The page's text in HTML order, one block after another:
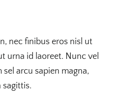
nec finibus eros nisl ut
urna id laoreet. Nunc vel
arcu sapien magna,